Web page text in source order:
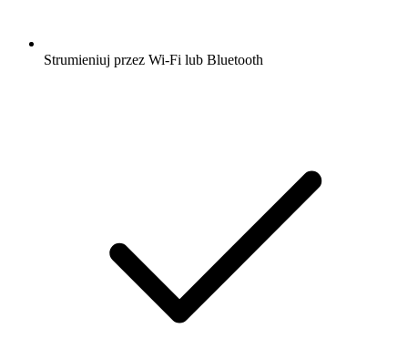
Strumieniuj przez Wi-Fi lub Bluetooth